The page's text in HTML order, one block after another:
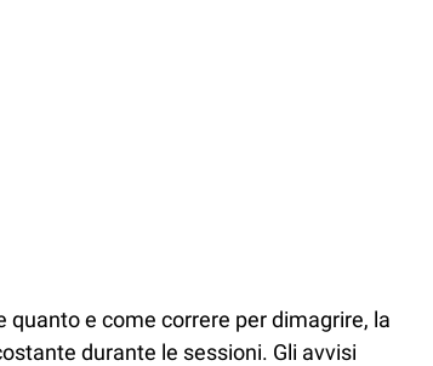
e come correre per dimagrire, la
durante le sessioni. Gli avvisi